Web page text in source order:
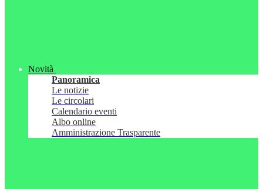
Novità
Panoramica
Le notizie
Le circolari
Calendario eventi
Albo online
Amministrazione Trasparente